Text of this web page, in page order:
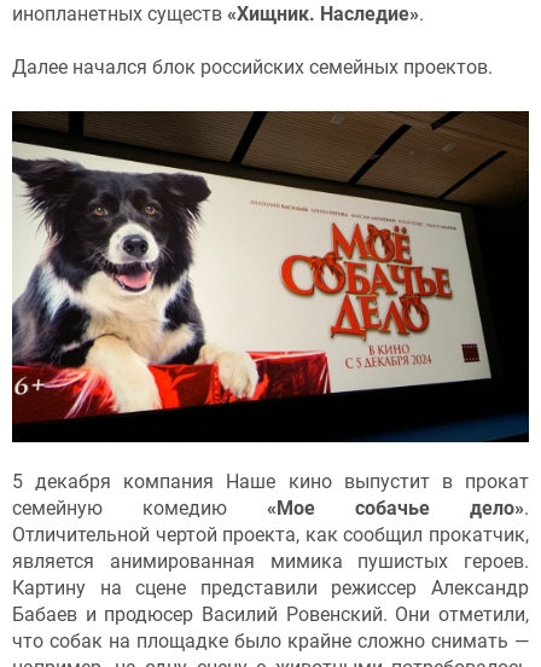
инопланетных существ «Хищник. Наследие».
Далее начался блок российских семейных проектов.
5 декабря компания Наше кино выпустит в прокат
семейную комедию «Мое собачье дело».
Отличительной чертой проекта, как сообщил прокатчик,
является анимированная мимика пушистых героев.
Картину на сцене представили режиссер Александр
Бабаев и продюсер Василий Ровенский. Они отметили,
что собак на площадке было крайне сложно снимать —